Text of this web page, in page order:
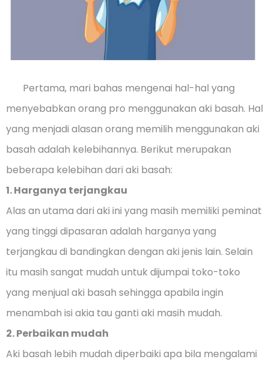
Pertama, mari bahas mengenai hal-hal yang
menyebabkan orang pro menggunakan aki basah. Hal
yang menjadi alasan orang memilih menggunakan aki
basah adalah kelebihannya. Berikut merupakan
beberapa kelebihan dari aki basah:
1. Harganya terjangkau
Alas an utama dari aki ini yang masih memiliki peminat
yang tinggi dipasaran adalah harganya yang
terjangkau di bandingkan dengan aki jenis lain. Selain
itu masih sangat mudah untuk dijumpai toko-toko
yang menjual aki basah sehingga apabila ingin
menambah isi akia tau ganti aki masih mudah.
2. Perbaikan mudah
Aki basah lebih mudah diperbaiki apa bila mengalami